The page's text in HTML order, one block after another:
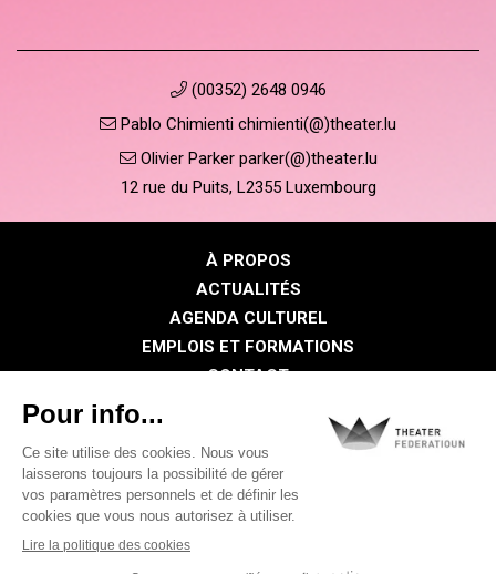
(00352) 2648 0946
Pablo Chimienti chimienti(@)theater.lu
Olivier Parker parker(@)theater.lu
12 rue du Puits, L2355 Luxembourg
À PROPOS
ACTUALITÉS
AGENDA CULTUREL
EMPLOIS ET FORMATIONS
CONTACT
Politique de confidentialité
Politique des cookies